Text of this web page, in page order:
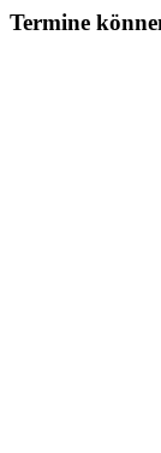
Termine